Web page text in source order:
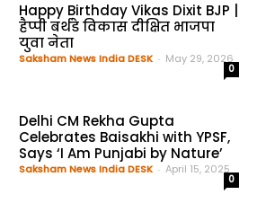
Happy Birthday Vikas Dixit BJP |
हैप्पी बर्थडे विकास दीक्षित भाजपा
युवा नेता
Saksham News India DESK - May 29, 2026
0
Delhi CM Rekha Gupta
Celebrates Baisakhi with YPSF,
Says ‘I Am Punjabi by Nature’
Saksham News India DESK - April 15, 2025
0